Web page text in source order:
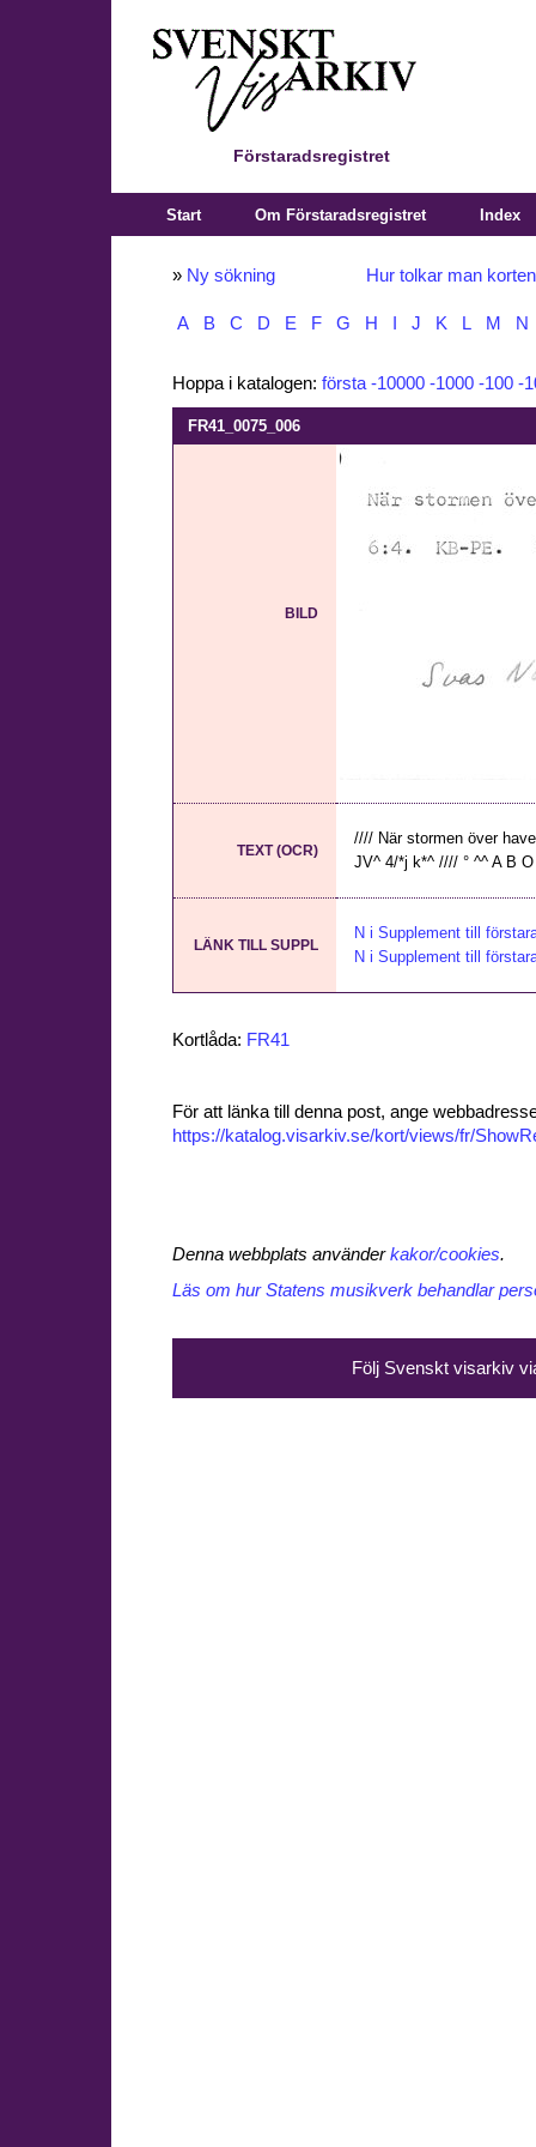
Förstaradsregistret
Start Om Förstaradsregistret Index
» Ny sökning Hur tolkar man
A B C D E F G H J K L M N
Hoppa i katalogen: första -10000 -1000 -100 -
FR41_0075_006
BILD
TEXT (OCR)
//// När stormen över
JV^ 4/*j k*^ //// ° ^^ A B
LÄNK TILL SUPPL
N i Supplement till
N i Supplement till
Kortlåda: FR41
För att länka till denna post, ange
https://katalog.visarkiv.se/kort/views/fr/
Denna webbplats använderkakor/cookies.
Läs om hur Statens musikverk behandlar
Följ Svenskt visarkiv